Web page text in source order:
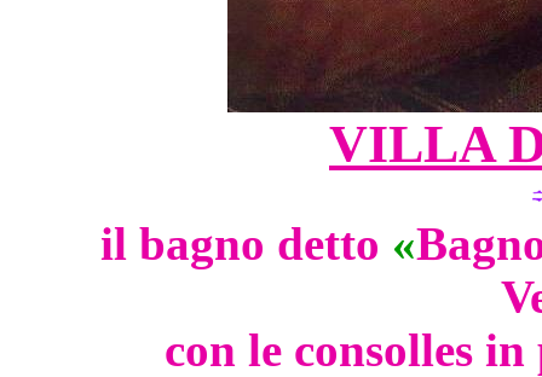
VILLA
il bagno detto «
con le consolles